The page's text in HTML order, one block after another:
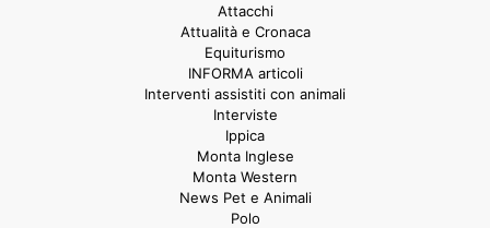
Attacchi
Attualità e Cronaca
Equiturismo
INFORMA articoli
Interventi assistiti con animali
Interviste
Ippica
Monta Inglese
Monta Western
News Pet e Animali
Polo